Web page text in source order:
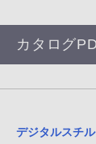
カタログ
デジタルスチ